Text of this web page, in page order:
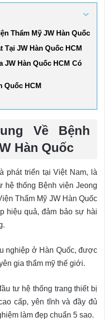
Thẩm Mỹ JW Hàn Quốc
Tại JW Hàn Quốc HCM
JW Hàn Quốc HCM Có
Quốc HCM
Về Bệnh
Hàn Quốc
phát triển tại Việt Nam, là
thống Bệnh viện Jeong
Thẩm Mỹ JW Hàn Quốc
hiệu quả, đảm bảo sự hài
nghiệp ở Hàn Quốc, được
gia thẩm mỹ thế giới.
tư hệ thống trang thiết bị
cấp, yên tĩnh và đầy đủ
làm đẹp chuẩn 5 sao.